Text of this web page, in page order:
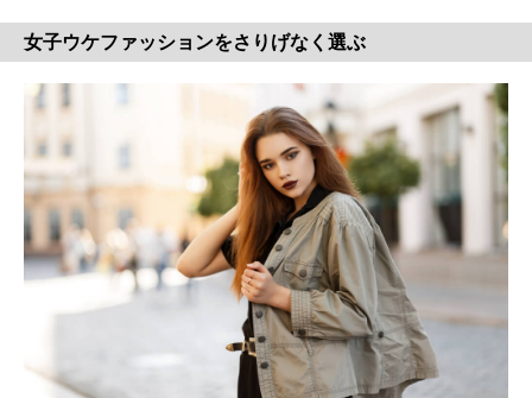
女子ウケファッションをさりげなく選ぶ